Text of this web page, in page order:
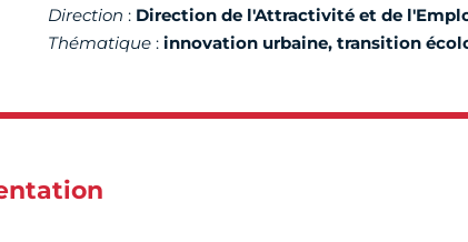
Direction : Direction de l'Attractivité et de
Thématique: innovation urbaine, transition